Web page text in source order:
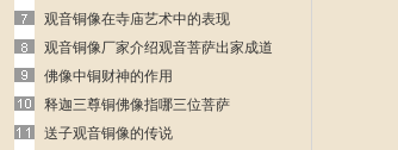
观音铜像在寺庙艺术中的表现
观音铜像厂家介绍观音菩萨出家成道
的故事
佛像中铜财神的作用
释迦三尊铜佛像指哪三位菩萨
送子观音铜像的传说